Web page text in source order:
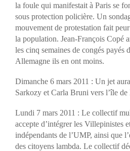
la foule qui manifestait à Paris se
sous protection policière. Un
mouvement de protestation fait
la population. Jean-François Copé
les cinq semaines de congés payés
Allemagne ils en ont moins.
Dimanche 6 mars 2011 : Un jet
Sarkozy et Carla Bruni vers l’île de
Lundi 7 mars 2011 : Le collectif
accepte d’intégrer les Villepinistes
indépendants de l’UMP, ainsi que
des citoyens lambda. Le collectif